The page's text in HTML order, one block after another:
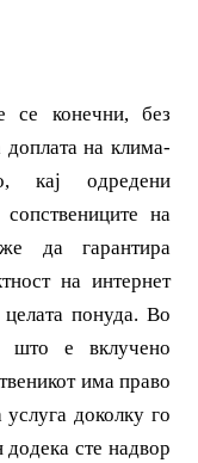
се конечни, без
на клима-
кај одредени
на
да гарантира
на интернет
целата понуда. Во
што е вклучено
има право
доколку го
додека сте надвор